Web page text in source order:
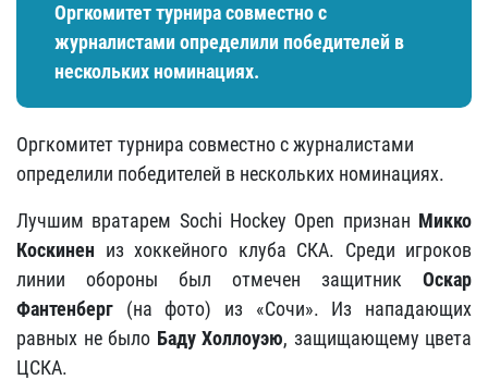
Оргкомитет турнира совместно с
журналистами определили победителей в
нескольких номинациях.
Оргкомитет турнира совместно с журналистами
определили победителей в нескольких номинациях.
Лучшим вратарем Sochi Hockey Open признан Микко
Коскинен из хоккейного клуба СКА. Среди игроков
линии обороны был отмечен защитник Оскар
Фантенберг (на фото) из «Сочи». Из нападающих
равных не было Баду Холлоуэю, защищающему цвета
ЦСКА.